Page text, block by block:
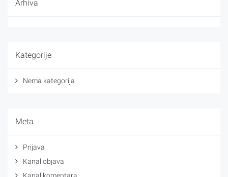
Arhiva
Kategorije
Nema kategorija
Meta
Prijava
Kanal objava